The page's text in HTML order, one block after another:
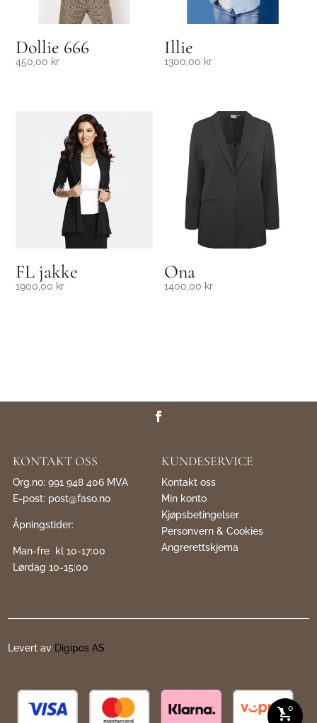
shopping_cart
0
Dollie 666
450,00 kr
Illie
1300,00 kr
FL jakke
1900,00 kr
Ona
1400,00 kr
KONTAKT OSS
Org.no: 991 948 406 MVA
E-post: post@faso.no
Åpningstider:
Man-fre kl 10-17:00
Lørdag 10-15:00
KUNDESERVICE
Kontakt oss
Min konto
Kjøpsbetingelser
Personvern & Cookies
Angrerettskjema
Levert av Digipos AS